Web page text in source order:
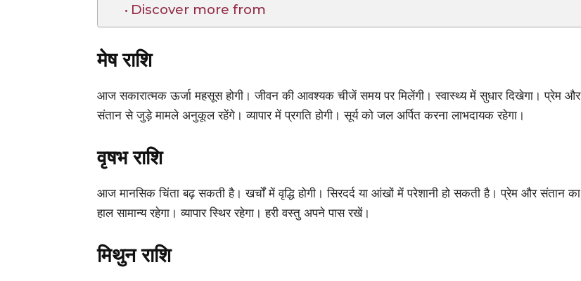
Discover more from
मेष राशि
आज सकारात्मक ऊर्जा महसूस होगी। जीवन की आवश्यक चीजें समय पर मिलेंगी। स्वास्थ्य में सुधार दिखेगा। प्रेम और
संतान से जुड़े मामले अनुकूल रहेंगे। व्यापार में प्रगति होगी। सूर्य को जल अर्पित करना लाभदायक रहेगा।
वृषभ राशि
आज मानसिक चिंता बढ़ सकती है। खर्चों में वृद्धि होगी। सिरदर्द या आंखों में परेशानी हो सकती है। प्रेम और संतान का
हाल सामान्य रहेगा। व्यापार स्थिर रहेगा। हरी वस्तु अपने पास रखें।
मिथुन राशि